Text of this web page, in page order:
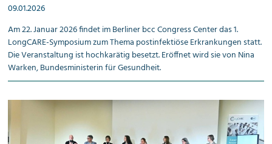
09.01.2026
Am 22. Januar 2026 findet im Berliner bcc Congress Center das 1.
LongCARE-Symposium zum Thema postinfektiöse Erkrankungen statt.
Die Veranstaltung ist hochkarätig besetzt. Eröffnet wird sie von Nina
Warken, Bundesministerin für Gesundheit.